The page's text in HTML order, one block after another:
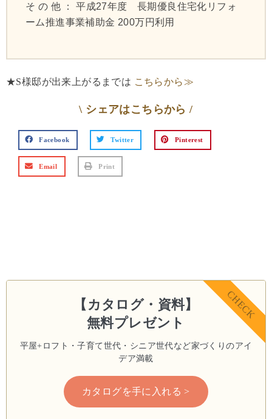
そ の 他 ： 平成27年度 長期優良住宅化リフォ
ーム推進事業補助金 200万円利用
★S様邸が出来上がるまでは こちらから≫
\ シェアはこちらから /
Facebook Twitter Pinterest
Email Print
【カタログ・資料】
無料プレゼント
平屋+ロフト・子育て世代・シニア世代など家づくりのアイ
デア満載
カタログを手に入れる >
CHECK